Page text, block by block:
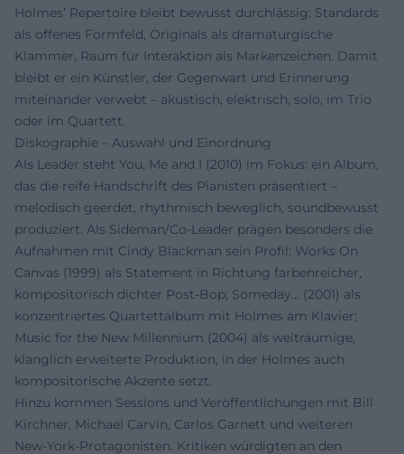
Holmes’ Repertoire bleibt bewusst durchlässig: Standards
als offenes Formfeld, Originals als dramaturgische
Klammer, Raum für Interaktion als Markenzeichen. Damit
bleibt er ein Künstler, der Gegenwart und Erinnerung
miteinander verwebt – akustisch, elektrisch, solo, im Trio
oder im Quartett.
Diskographie – Auswahl und Einordnung
Als Leader steht You, Me and I (2010) im Fokus: ein Album,
das die reife Handschrift des Pianisten präsentiert –
melodisch geerdet, rhythmisch beweglich, soundbewusst
produziert. Als Sideman/Co‑Leader prägen besonders die
Aufnahmen mit Cindy Blackman sein Profil: Works On
Canvas (1999) als Statement in Richtung farbenreicher,
kompositorisch dichter Post‑Bop; Someday… (2001) als
konzentriertes Quartettalbum mit Holmes am Klavier;
Music for the New Millennium (2004) als weiträumige,
klanglich erweiterte Produktion, in der Holmes auch
kompositorische Akzente setzt.
Hinzu kommen Sessions und Veröffentlichungen mit Bill
Kirchner, Michael Carvin, Carlos Garnett und weiteren
New‑York‑Protagonisten. Kritiken würdigten an den